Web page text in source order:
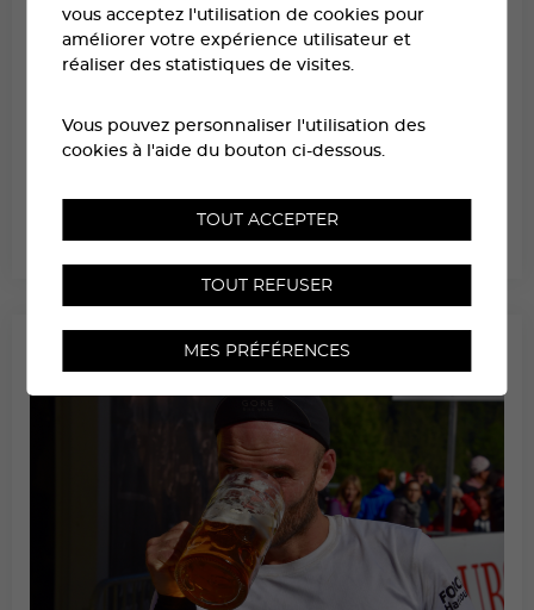
HEURES DE DÉPART PAR CATÉGORIES
vous acceptez l'utilisation de cookies pour
améliorer votre expérience utilisateur et
réaliser des statistiques de visites.
Vous pouvez personnaliser l'utilisation des
cookies à l'aide du bouton ci-dessous.
TOUT ACCEPTER
TOUT REFUSER
MES PRÉFÉRENCES